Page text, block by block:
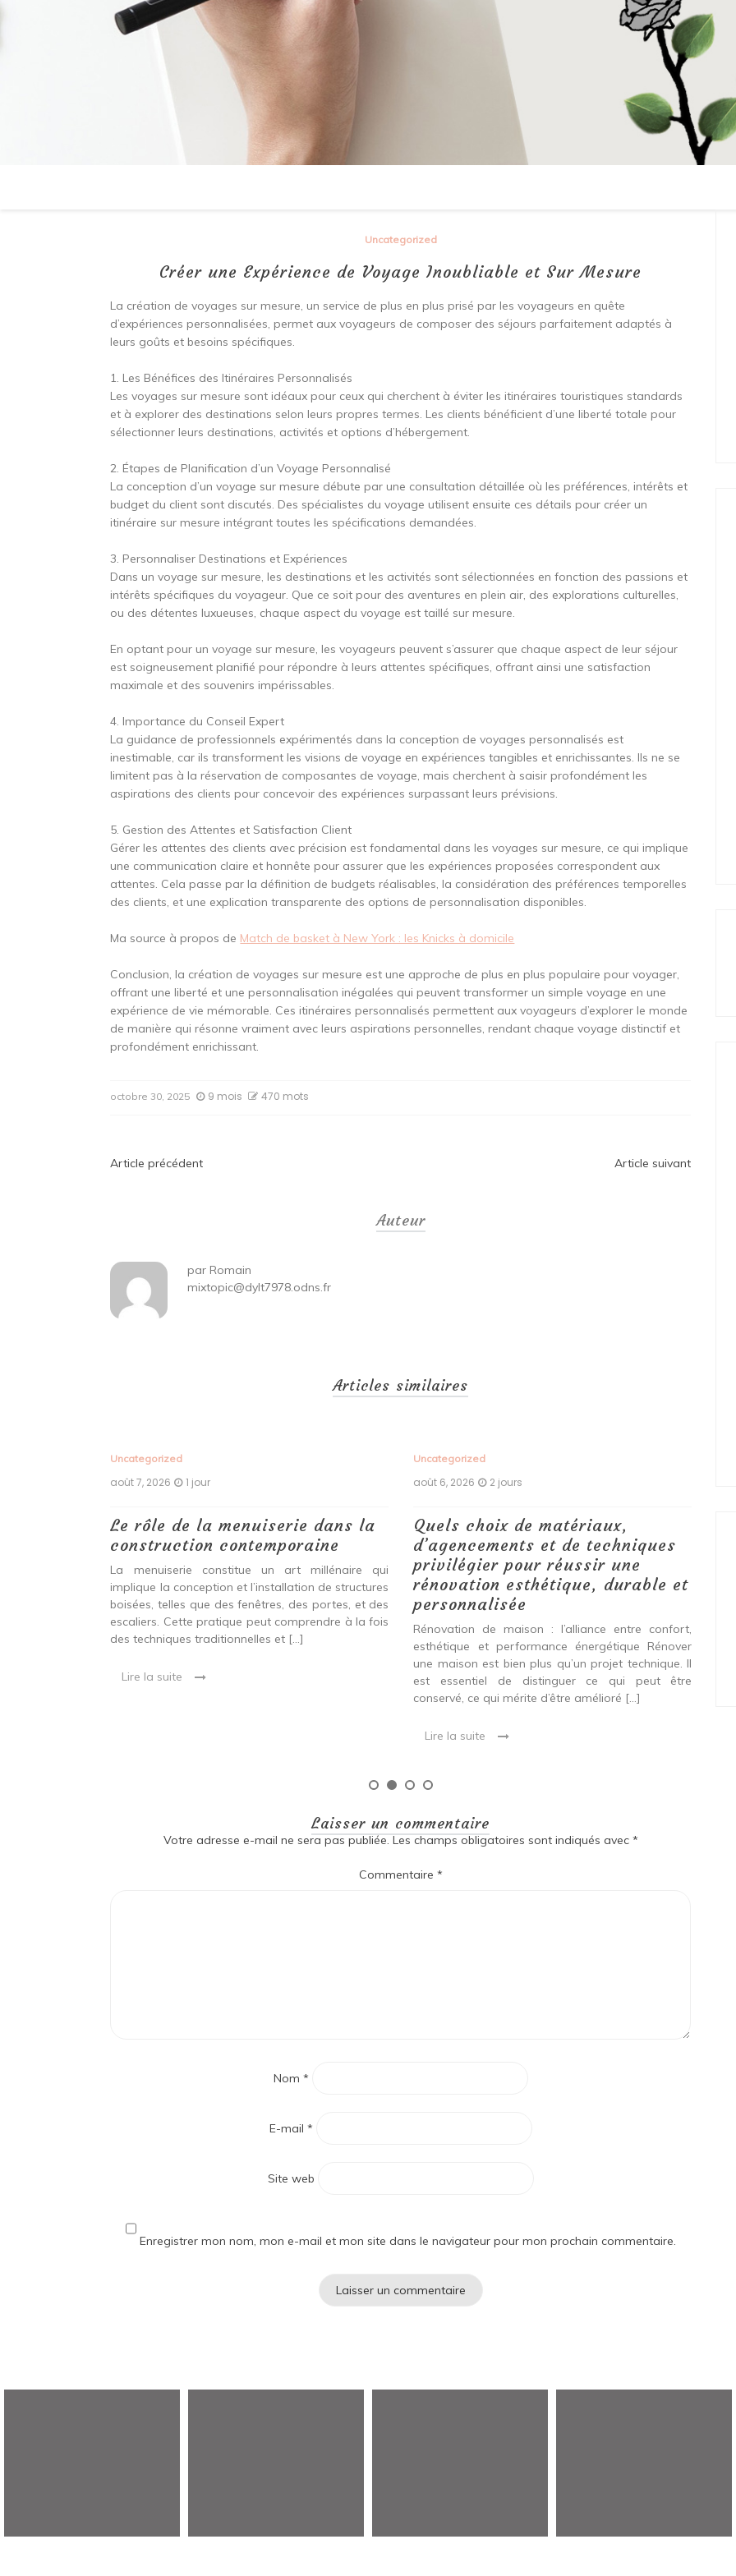
Uncategorized
Créer une Expérience de Voyage Inoubliable et Sur Mesure
La création de voyages sur mesure, un service de plus en plus prisé par les voyageurs en quête
d’expériences personnalisées, permet aux voyageurs de composer des séjours parfaitement adaptés à
leurs goûts et besoins spécifiques.
1. Les Bénéfices des Itinéraires Personnalisés
Les voyages sur mesure sont idéaux pour ceux qui cherchent à éviter les itinéraires touristiques standards
et à explorer des destinations selon leurs propres termes. Les clients bénéficient d’une liberté totale pour
sélectionner leurs destinations, activités et options d’hébergement.
2. Étapes de Planification d’un Voyage Personnalisé
La conception d’un voyage sur mesure débute par une consultation détaillée où les préférences, intérêts et
budget du client sont discutés. Des spécialistes du voyage utilisent ensuite ces détails pour créer un
itinéraire sur mesure intégrant toutes les spécifications demandées.
3. Personnaliser Destinations et Expériences
Dans un voyage sur mesure, les destinations et les activités sont sélectionnées en fonction des passions et
intérêts spécifiques du voyageur. Que ce soit pour des aventures en plein air, des explorations culturelles,
ou des détentes luxueuses, chaque aspect du voyage est taillé sur mesure.
En optant pour un voyage sur mesure, les voyageurs peuvent s’assurer que chaque aspect de leur séjour
est soigneusement planifié pour répondre à leurs attentes spécifiques, offrant ainsi une satisfaction
maximale et des souvenirs impérissables.
4. Importance du Conseil Expert
La guidance de professionnels expérimentés dans la conception de voyages personnalisés est
inestimable, car ils transforment les visions de voyage en expériences tangibles et enrichissantes. Ils ne se
limitent pas à la réservation de composantes de voyage, mais cherchent à saisir profondément les
aspirations des clients pour concevoir des expériences surpassant leurs prévisions.
5. Gestion des Attentes et Satisfaction Client
Gérer les attentes des clients avec précision est fondamental dans les voyages sur mesure, ce qui implique
une communication claire et honnête pour assurer que les expériences proposées correspondent aux
attentes. Cela passe par la définition de budgets réalisables, la considération des préférences temporelles
des clients, et une explication transparente des options de personnalisation disponibles.
Ma source à propos de Match de basket à New York : les Knicks à domicile
Conclusion, la création de voyages sur mesure est une approche de plus en plus populaire pour voyager,
offrant une liberté et une personnalisation inégalées qui peuvent transformer un simple voyage en une
expérience de vie mémorable. Ces itinéraires personnalisés permettent aux voyageurs d’explorer le monde
de manière qui résonne vraiment avec leurs aspirations personnelles, rendant chaque voyage distinctif et
profondément enrichissant.
octobre 30, 2025 9 mois 470 mots
Navigation
Article précédent Article suivant
Auteur
par Romain
mixtopic@dylt7978.odns.fr
Articles similaires
Uncategorized
août 7, 2026 1 jour
Le rôle de la menuiserie dans la
construction contemporaine
La menuiserie constitue un art millénaire qui
implique la conception et l’installation de structures
boisées, telles que des fenêtres, des portes, et des
escaliers. Cette pratique peut comprendre à la fois
des techniques traditionnelles et […]
Lire la suite
Uncategorized
août 6, 2026 2 jours
Quels choix de matériaux,
d’agencements et de techniques
privilégier pour réussir une
rénovation esthétique, durable et
personnalisée
Rénovation de maison : l’alliance entre confort,
esthétique et performance énergétique Rénover
une maison est bien plus qu’un projet technique. Il
est essentiel de distinguer ce qui peut être
conservé, ce qui mérite d’être amélioré […]
Lire la suite
Laisser un commentaire
Votre adresse e-mail ne sera pas publiée. Les champs obligatoires sont indiqués avec *
Commentaire *
Nom *
E-mail *
Site web
Enregistrer mon nom, mon e-mail et mon site dans le navigateur pour mon prochain commentaire.